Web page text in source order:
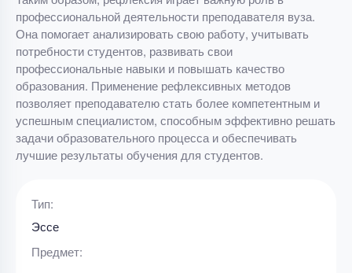
профессиональной деятельности преподавателя вуза.
Она помогает анализировать свою работу, учитывать
потребности студентов, развивать свои
профессиональные навыки и повышать качество
образования. Применение рефлексивных методов
позволяет преподавателю стать более компетентным и
успешным специалистом, способным эффективно решать
задачи образовательного процесса и обеспечивать
лучшие результаты обучения для студентов.
Тип:
Эссе
Предмет: